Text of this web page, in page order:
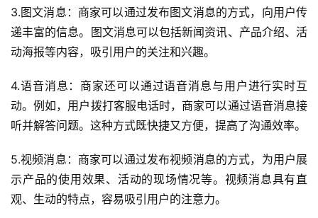
关
于
案
例
务
H
3.图文消息：商家可以通过发布图文消息的方式，向用户传
递丰富的信息。图文消息可以包括新闻资讯、产品介绍、活
动海报等内容，吸引用户的关注和兴趣。
4.语音消息：商家还可以通过语音消息与用户进行实时互
动。例如，用户拨打客服电话时，商家可以通过语音消息接
听并解答问题。这种方式既快捷又方便，提高了沟通效率。
5.视频消息：商家可以通过发布视频消息的方式，为用户展
示产品的使用效果、活动的现场情况等。视频消息具有直
观、生动的特点，容易吸引用户的注意力。